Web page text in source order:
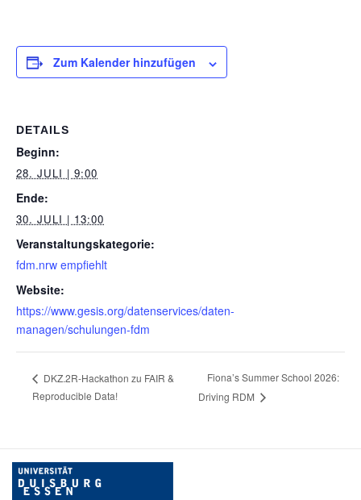
Zum Kalender hinzufügen
DETAILS
Beginn:
28. JULI | 9:00
Ende:
30. JULI | 13:00
Veranstaltungskategorie:
fdm.nrw empfiehlt
Website:
https://www.gesis.org/datenservices/daten-
managen/schulungen-fdm
DKZ.2R-Hackathon zu FAIR &
Reproducible Data!
Fiona’s Summer School 2026:
Driving RDM